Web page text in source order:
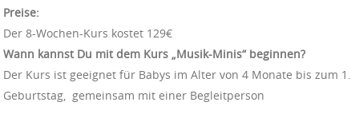
Preise:
Der 8-Wochen-Kurs kostet 129€
Wann kannst Du mit dem Kurs „Musik-Minis“ beginnen?
Der Kurs ist geeignet für Babys im Alter von 4 Monate bis zum 1.
Geburtstag, gemeinsam mit einer Begleitperson